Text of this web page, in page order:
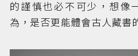
的謹慎也必不可少，想像
為，是否更能體會古人藏書